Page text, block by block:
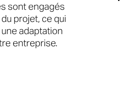
sont engagés
projet, ce qui
adaptation
entreprise.